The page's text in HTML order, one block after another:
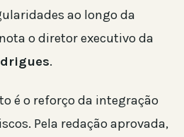
ao longo da
o diretor executivo da
.
é o reforço da integração
Pela redação aprovada,